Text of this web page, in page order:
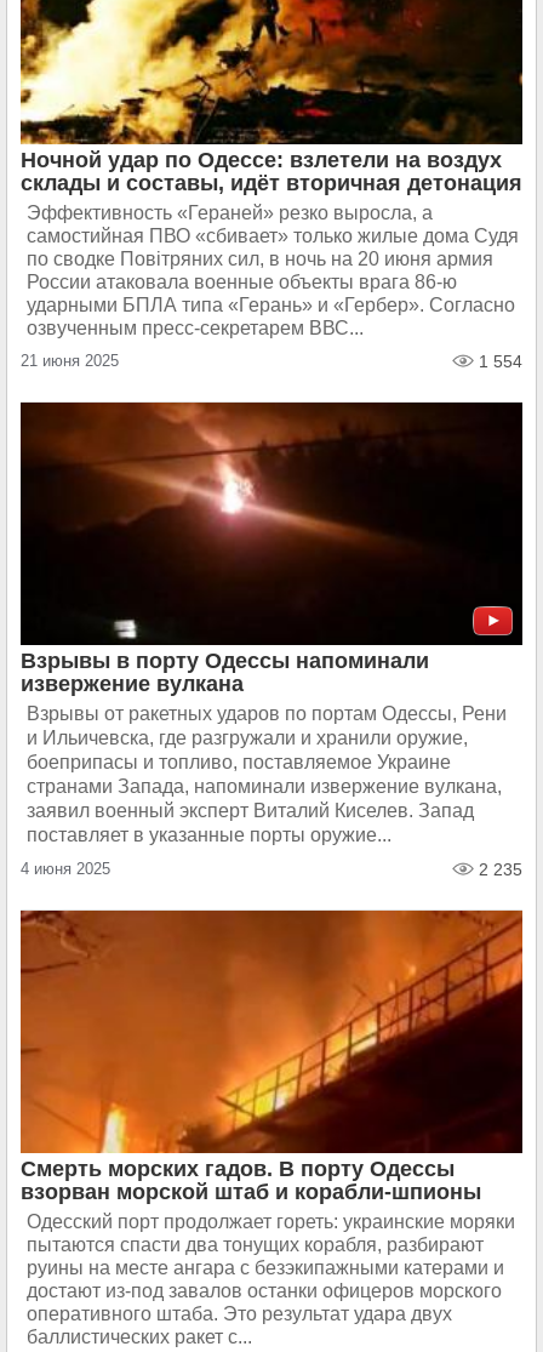
Ночной удар по Одессе: взлетели на воздух
склады и составы, идёт вторичная детонация
Эффективность «Гераней» резко выросла, а
самостийная ПВО «сбивает» только жилые дома Судя
по сводке Повітряних сил, в ночь на 20 июня армия
России атаковала военные объекты врага 86-ю
ударными БПЛА типа «Герань» и «Гербер». Согласно
озвученным пресс-секретарем ВВС...
21 июня 2025 1 554
Взрывы в порту Одессы напоминали
извержение вулкана
Взрывы от ракетных ударов по портам Одессы, Рени
и Ильичевска, где разгружали и хранили оружие,
боеприпасы и топливо, поставляемое Украине
странами Запада, напоминали извержение вулкана,
заявил военный эксперт Виталий Киселев. Запад
поставляет в указанные порты оружие...
4 июня 2025 2 235
Смерть морских гадов. В порту Одессы
взорван морской штаб и корабли-шпионы
Одесский порт продолжает гореть: украинские моряки
пытаются спасти два тонущих корабля, разбирают
руины на месте ангара с безэкипажными катерами и
достают из-под завалов останки офицеров морского
оперативного штаба. Это результат удара двух
баллистических ракет с...